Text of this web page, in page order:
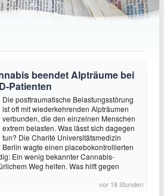
beendet Alpträume bei
Patienten
Die posttraumatische Belastungsstörung
ist oft mit wiederkehrenden Alpträumen
verbunden, die den einzelnen Menschen
extrem belasten. Was lässt sich dagegen
tun? Die Charité Universitätsmedizin
Berlin wagte einen placebokontrollierten
Ein wenig bekannter Cannabis-
Weg helfen. Was hilft gegen
vor 18 Stunden